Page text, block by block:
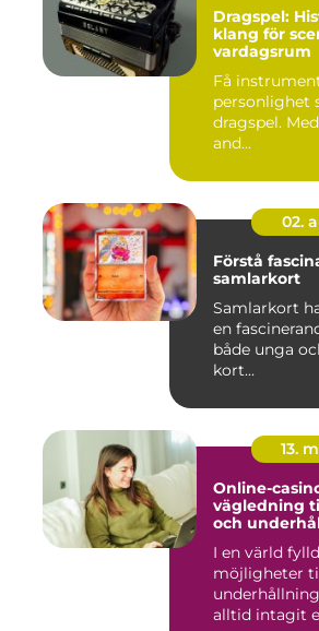
Dragspel:
klang för
vardagsrum
Få
personlighet
dragspel.
and...
02.
Förstå
samlarkort
Samlarkort
en
både unga
kort...
13.
Online-
vägledning
och
I en värld
möjligheter
alltid intagit